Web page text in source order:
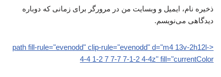
ذخیره نام، ایمیل و وبسایت من در مرورگر برای زمانی که دوباره
دیدگاهی می‌نویسم.
<path fill-rule="evenodd" clip-rule="evenodd" d="m4 13v-2h12l-
4-4 1-2 7 7-7 7-1-2 4-4z" fill="currentColor